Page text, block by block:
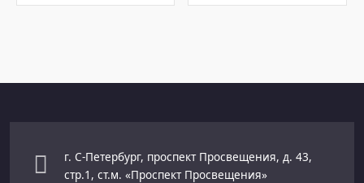
г. С-Петербург, проспект Просвещения, д. 43,
стр.1, ст.м. «Проспект Просвещения»